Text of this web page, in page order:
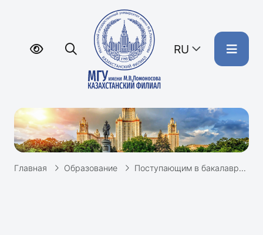
RU
Главная Образование Поступающим в бакалавриат